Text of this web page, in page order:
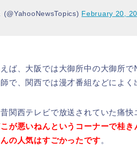
February 20,
ば、大阪では大御所中の大御所
で、関西では漫才番組などによく
関西テレビで放送されていた痛
が悪いねんというコーナーで桂き
の人気はすごかったです。